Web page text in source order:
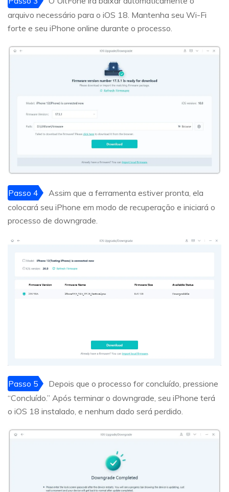
arquivo necessário para o iOS 18. Mantenha seu Wi-Fi
forte e seu iPhone online durante o processo.
Passo 4
Assim que a ferramenta estiver pronta, ela
colocará seu iPhone em modo de recuperação e iniciará o
processo de downgrade.
Passo 5
Depois que o processo for concluído, pressione
“Concluído.” Após terminar o downgrade, seu iPhone terá
o iOS 18 instalado, e nenhum dado será perdido.